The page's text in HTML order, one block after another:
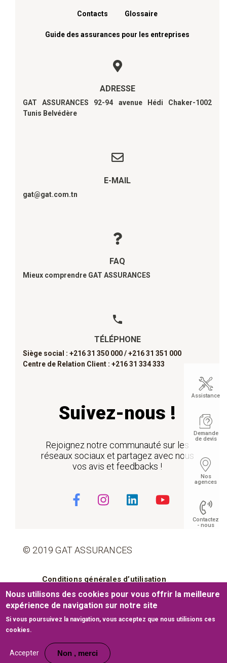
Contacts Glossaire
Guide des assurances pour les entreprises
ADRESSE
GAT ASSURANCES 92-94 avenue Hédi Chaker-1002
Tunis Belvédère
E-MAIL
gat@gat.com.tn
FAQ
Mieux comprendre GAT ASSURANCES
TÉLÉPHONE
Siège social : +216 31 350 000 /+216 31 351 000
Centre de Relation Client : +216 31 334 333
Suivez-nous !
Rejoignez notre communauté sur les
réseaux sociaux et partagez avec nous
vos avis et feedbacks !
© 2019 GAT ASSURANCES
Pied de page
Conditions générales d’utilisation
Cookies Mentions légales
Plan du site
Site web développé parwww.medianet.com.tn
Float
Assistance
Demande
de devis
Nos
agences
Contactez
- nous
Nous utilisons des cookies pour vous offrir la meilleure
expérience de navigation sur notre site
Si vous poursuivez la navigation, vous acceptez que nous utilisions ces
cookies.
Accepter Non , merci